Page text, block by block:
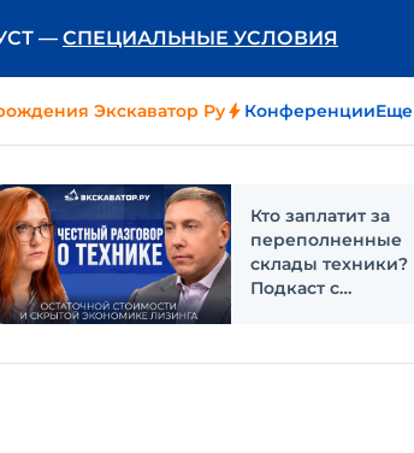
— СПЕЦИАЛЬНЫЕ УСЛОВИЯ
Экскаватор Ру КонференцииЕще
Кто заплатит за
переполненные
склады техники?
Подкаст с